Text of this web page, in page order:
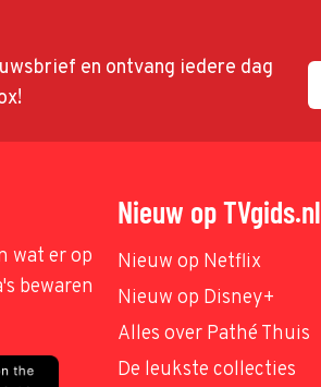
en ontvang iedere dag
wat er op
bewaren
Nieuw op TVgids.nl
Nieuw op Netflix
Nieuw op Disney+
Alles over Pathé Thuis
De leukste collecties